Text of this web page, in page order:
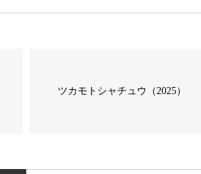
ツカモトシャチュウ（2025）